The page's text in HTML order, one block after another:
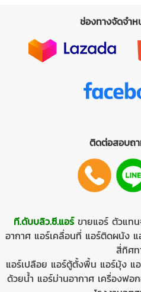
ช่องทางจัดจำ
ติดต่อสอบถ
ที.ดับบลิว.ซี.แอร์ ขายแอร์ตัวแทน
อากาศ แอร์เคลื่อนที่ แอร์ติดผนังแ
สี่ทิศท
แอร์เปลือย แอร์ตู้ตั้งพื้น แอร์มุ้ง แ
ด้วยนํ้า แอร์ม่านอากาศ เครื่องฟอ